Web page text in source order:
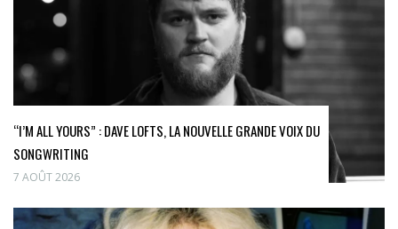
“I’M ALL YOURS” : DAVE LOFTS, LA NOUVELLE GRANDE VOIX DU
SONGWRITING
7 AOÛT 2026